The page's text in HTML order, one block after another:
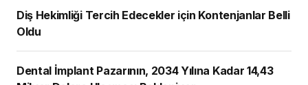
Diş Hekimliği Tercih Edecekler için Kontenjanlar Belli
Oldu
Dental İmplant Pazarının, 2034 Yılına Kadar 14,43